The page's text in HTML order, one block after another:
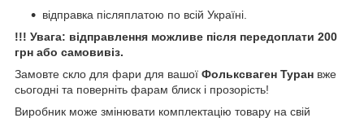
відправка післяплатою по всій Україні.
!!! Увага: відправлення можливе після передоплати 200
грн або самовивіз.
Замовте скло для фари для вашої Фольксваген Туран вже
сьогодні та поверніть фарам блиск і прозорість!
Виробник може змінювати комплектацію товару на свій